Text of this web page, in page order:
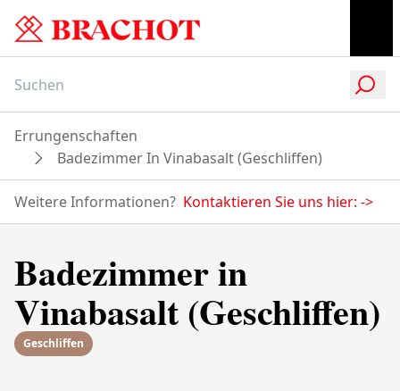
Errungenschaften
Badezimmer In Vinabasalt (Geschliffen)
Weitere Informationen? Kontaktieren Sie uns hier: ->
Badezimmer in
Vinabasalt (Geschliffen)
Geschliffen